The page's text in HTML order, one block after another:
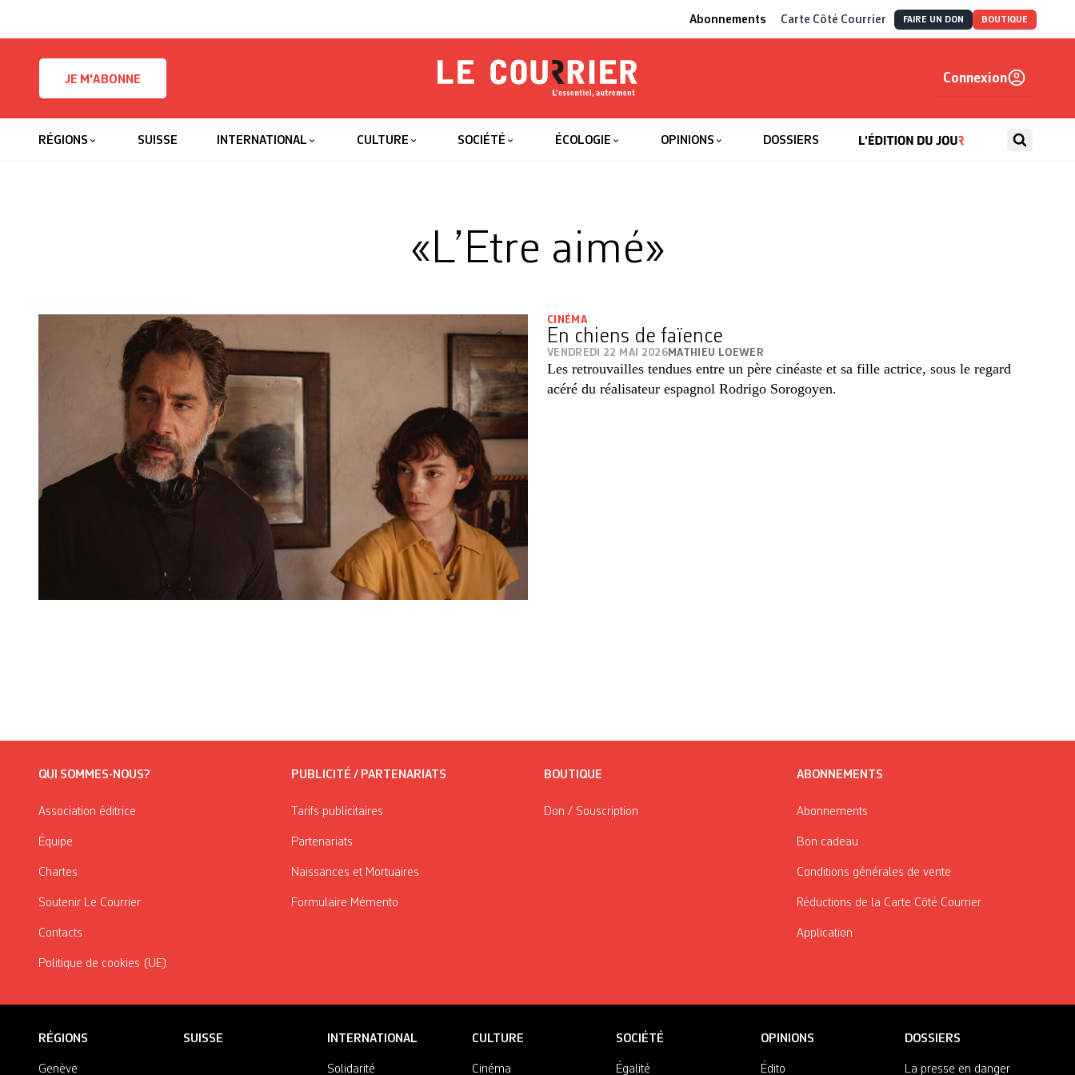
Abonnements Carte Côté Courrier FAIRE UN DON BOUTIQUE
JE M'ABONNE
Le Courrier
Connexion
RÉGIONS SUISSE INTERNATIONAL CULTURE SOCIÉTÉ ÉCOLOGIE OPINIONS DOSSIERS
«L’Etre aimé»
CINÉMA
En chiens de faïence
VENDREDI 22 MAI 2026 MATHIEU LOEWER
Les retrouvailles tendues entre un père cinéaste et sa fille actrice, sous le regard
acéré du réalisateur espagnol Rodrigo Sorogoyen.
QUI SOMMES-NOUS?
Association éditrice
Équipe
Chartes
Soutenir Le Courrier
Contacts
Politique de cookies (UE)
PUBLICITÉ / PARTENARIATS
Tarifs publicitaires
Partenariats
Naissances et Mortuaires
Formulaire Mémento
BOUTIQUE
Don / Souscription
ABONNEMENTS
Abonnements
Bon cadeau
Conditions générales de vente
Réductions de la Carte Côté Courrier
Application
RÉGIONS
Genève
SUISSE INTERNATIONAL
Solidarité
CULTURE
Cinéma
SOCIÉTÉ
Égalité
OPINIONS
Édito
DOSSIERS
La presse en danger